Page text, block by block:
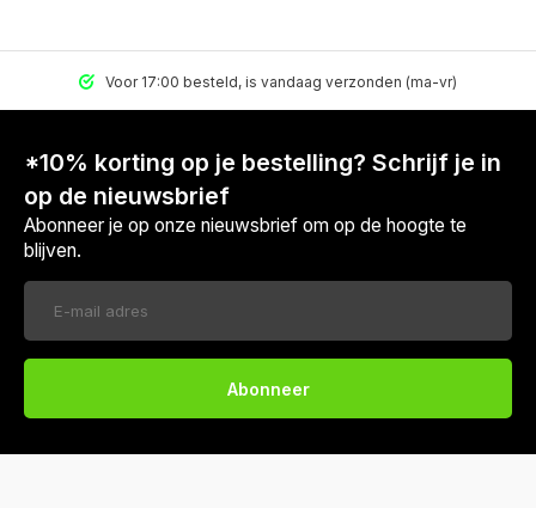
Voor 17:00 besteld, is vandaag verzonden (ma-vr)
*10% korting op je bestelling? Schrijf je in
op de nieuwsbrief
Abonneer je op onze nieuwsbrief om op de hoogte te
blijven.
Abonneer